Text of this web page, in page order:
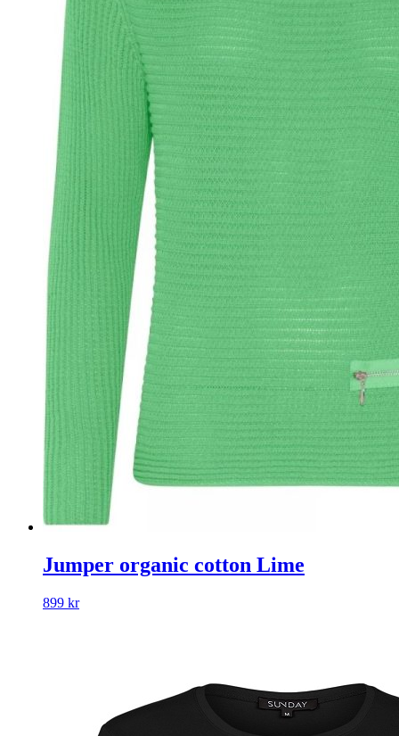
Jumper organic cotton Lime
899 kr